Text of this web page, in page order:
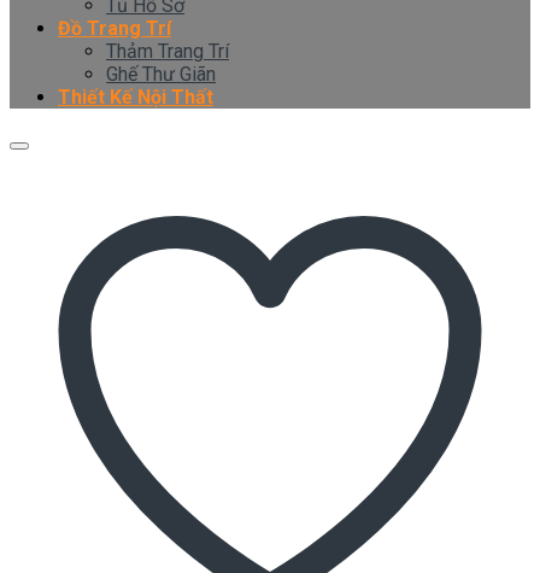
Tủ Hồ Sơ
Đồ Trang Trí
Thảm Trang Trí
Ghế Thư Giãn
Thiết Kế Nội Thất